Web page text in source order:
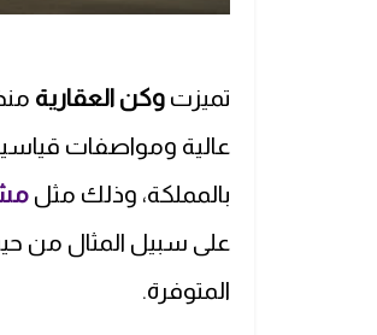
تميزت وكن العقارية
عالية ومواصفات
بالمملكة، وذلك مثل
على سبيل المثال من
المتوفرة.